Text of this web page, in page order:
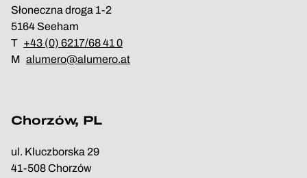
Słoneczna droga 1-2
5164 Seeham
T +43 (0) 6217/68 41 0
M alumero@alumero.at
Chorzów, PL
ul. Kluczborska 29
41-508 Chorzów